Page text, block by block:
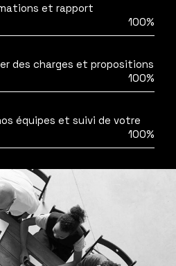
100%
et rapport
100%
des charges et propositions
100%
équipes et suivi de votre